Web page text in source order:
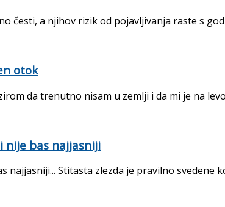
česti, a njihov rizik od pojavljivanja raste s
otok
da trenutno nisam u zemlji i da mi je na
nije bas najjasniji
najjasniji... Stitasta zlezda je pravilno svedene